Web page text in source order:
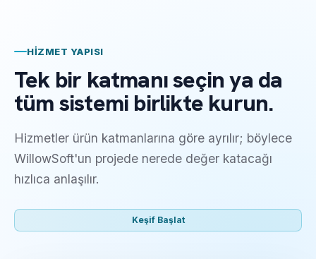
HIZMET YAPISI
Tek bir katmanı seçin ya da
tüm sistemi birlikte kurun.
Hizmetler ürün katmanlarına göre ayrılır; böylece
WillowSoft'un projede nerede değer katacağı
hızlıca anlaşılır.
Keşif Başlat